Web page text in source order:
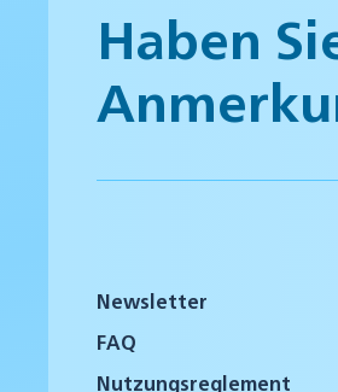
Haben
Newsletter
FAQ
Nutzungsreglement